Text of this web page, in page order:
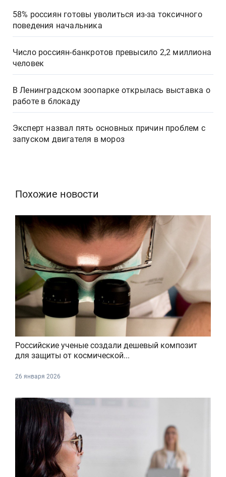
58% россиян готовы уволиться из-за токсичного
поведения начальника
Число россиян-банкротов превысило 2,2 миллиона
человек
В Ленинградском зоопарке открылась выставка о
работе в блокаду
Эксперт назвал пять основных причин проблем с
запуском двигателя в мороз
Похожие новости
Российские ученые создали дешевый композит
для защиты от космической...
26 января 2026